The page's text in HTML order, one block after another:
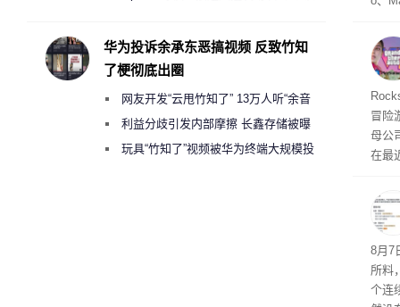
和
命令
起
防御
气将
发效
期
冒险
母公
在最
ss
悄
8月7
所料
个连
华为投诉余承东恶搞视频 反致竹知
了梗彻底出圈
网友开发“云甩竹知了” 13万人听“余音
绕梁”利益分歧引发内部摩擦 长鑫存储被曝
曾将华为驻场工程师驱逐出研发基地
玩具“竹知了”视频被华为终端大规模投